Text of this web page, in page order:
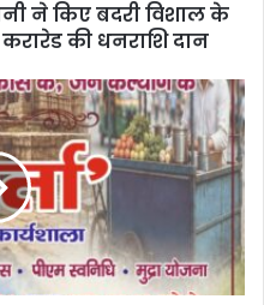
ने किए बदरी विशाल के
की धनराशि दान